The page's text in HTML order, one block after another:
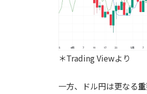
＊Trading Viewより
一方、ドル円は更なる